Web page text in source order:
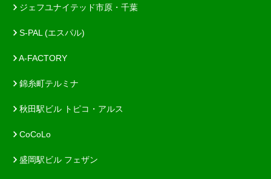
ジェフユナイテッド市原・千葉
S-PAL (エスパル)
A-FACTORY
錦糸町テルミナ
秋田駅ビル トピコ・アルス
CoCoLo
盛岡駅ビル フェザン